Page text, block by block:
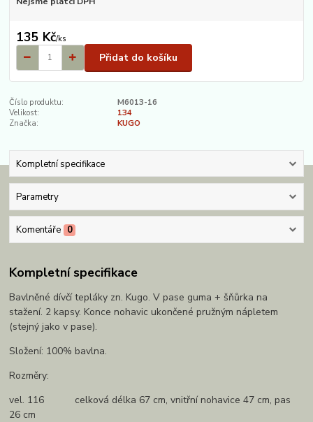
135 Kč/ks
Přidat do košíku
Číslo produktu:
M6013-16
Velikost:
134
Značka:
KUGO
Kompletní specifikace
Parametry
Komentáře 0
Kompletní specifikace
Bavlněné dívčí tepláky zn. Kugo. V pase guma + šňůrka na
stažení. 2 kapsy. Konce nohavic ukončené pružným nápletem
(stejný jako v pase).
Složení: 100% bavlna.
Rozměry:
vel. 116 celková délka 67 cm, vnitřní nohavice 47 cm, pas
26 cm